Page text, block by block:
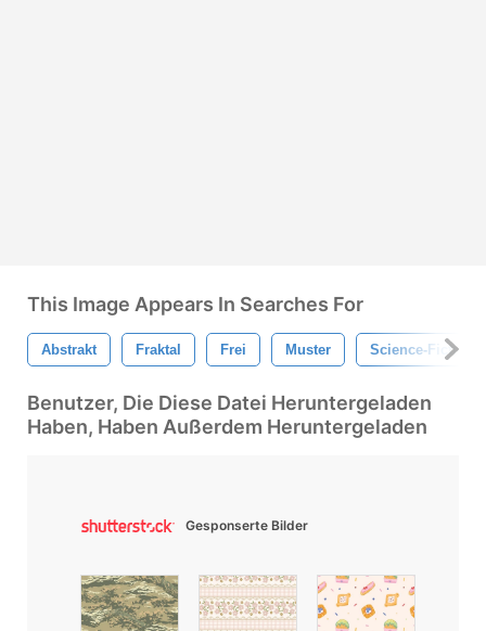
This Image Appears In Searches For
Abstrakt Fraktal Frei Muster Science-Fiction
Benutzer, Die Diese Datei Heruntergeladen
Haben, Haben Außerdem Heruntergeladen
Gesponserte Bilder